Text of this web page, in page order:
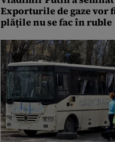
Exporturile de gaze vor
plățile nu se fac în ruble